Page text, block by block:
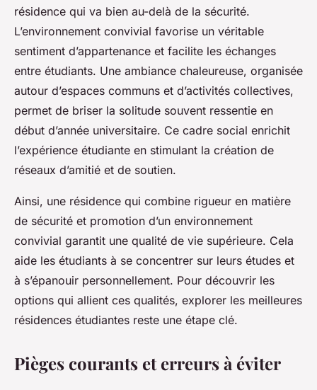
résidence qui va bien au-delà de la sécurité.
L’environnement convivial favorise un véritable
sentiment d’appartenance et facilite les échanges
entre étudiants. Une ambiance chaleureuse, organisée
autour d’espaces communs et d’activités collectives,
permet de briser la solitude souvent ressentie en
début d’année universitaire. Ce cadre social enrichit
l’expérience étudiante en stimulant la création de
réseaux d’amitié et de soutien.
Ainsi, une résidence qui combine rigueur en matière
de sécurité et promotion d’un environnement
convivial garantit une qualité de vie supérieure. Cela
aide les étudiants à se concentrer sur leurs études et
à s’épanouir personnellement. Pour découvrir les
options qui allient ces qualités, explorer les meilleures
résidences étudiantes reste une étape clé.
Pièges courants et erreurs à éviter